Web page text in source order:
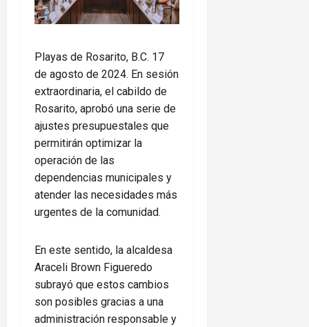
Playas de Rosarito, B.C. 17
de agosto de 2024. En sesión
extraordinaria, el cabildo de
Rosarito, aprobó una serie de
ajustes presupuestales que
permitirán optimizar la
operación de las
dependencias municipales y
atender las necesidades más
urgentes de la comunidad.
En este sentido, la alcaldesa
Araceli Brown Figueredo
subrayó que estos cambios
son posibles gracias a una
administración responsable y